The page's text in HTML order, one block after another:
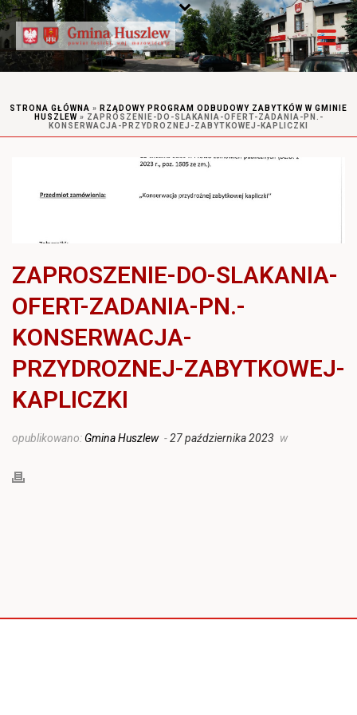
STRONA GŁÓWNA » RZĄDOWY PROGRAM ODBUDOWY ZABYTKÓW W GMINIE
HUSZLEW » ZAPROSZENIE-DO-SLAKANIA-OFERT-ZADANIA-PN.-
KONSERWACJA-PRZYDROZNEJ-ZABYTKOWEJ-KAPLICZKI
ZAPROSZENIE-DO-SLAKANIA-
OFERT-ZADANIA-PN.-
KONSERWACJA-
PRZYDROZNEJ-ZABYTKOWEJ-
KAPLICZKI
opublikowano: Gmina Huszlew -27 października 2023 w